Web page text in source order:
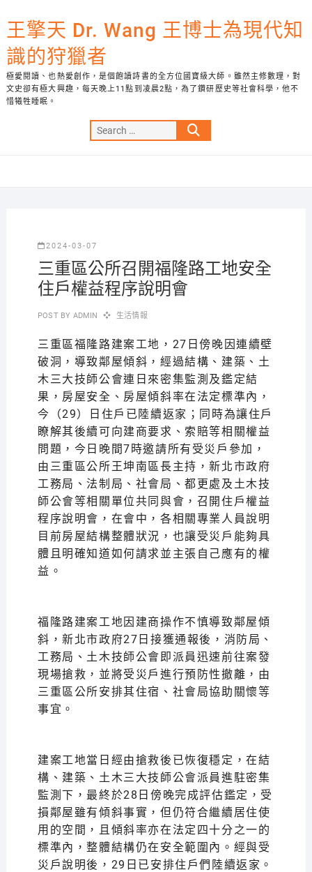
to
content
王擎天 Dr. Wang 王博士為現代知
識的狩獵者
極愛閱讀、也熱愛創作，是個飽讀詩書的全方位國寶級大師。雖然主修數理，對
文史卻有極大興趣，每天晚上11點到凌晨2點，為了鑽研歷史等社會科學，他不
惜犧牲睡眠。
Search
…
2024-03-07
三重區公所召開福隆路工地安全
住戶權益程序說明會
POST BY ADMIN 生活情報
三重區福隆路建案工地，27日傍晚因連續壁
破洞，導致鄰屋傾斜，經過結構、建築、土
木三大技師公會連日來密集監測及鑑定結
果，房屋安全、房屋傾斜率在法定標準內，
今（29）日住戶已陸續返家；同時為讓住戶
瞭解其後續可向建商要求、索賠等相關權益
問題，今日晚間7時邀請所有受災戶參加，
由三重區公所王坤南區長主持，新北市政府
工務局、法制局、社會局、都更處及土木技
師公會等相關單位共同與會，召開住戶權益
程序說明會，在會中，各相關專業人員說明
目前房屋結構整體狀況，也讓受災戶能夠具
體且明確知道如何請求並主張自己應有的權
益。
福隆路建案工地因建商操作不慎導致鄰屋傾
斜，新北市政府27日接獲通報後，消防局、
工務局、土木技師公會即派員迅速前往案發
現場搶救，並將受災戶進行預防性撤離，由
三重區公所安排其住宿、社會局協助關懷等
事宜。
建案工地當日經由搶救後已恢復穩定，在結
構、建築、土木三大技師公會派員進駐密集
監測下，最終於28日傍晚完成評估鑑定，受
損鄰屋雖有傾斜事實，但仍符合繼續居住使
用的空間，且傾斜率亦在法定四十分之一的
標準內，整體結構仍在安全範圍內。經與受
災戶說明後，29日已安排住戶們陸續返家。